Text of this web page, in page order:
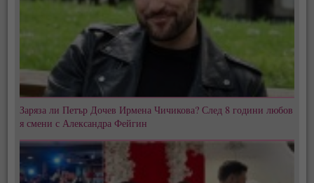
Заряза ли Петър Дочев Ирмена Чичикова? След 8 години любов
я смени с Александра Фейгин